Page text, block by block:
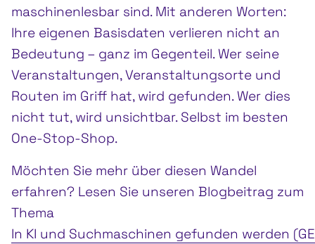
maschinenlesbar sind. Mit anderen Worten:
Ihre eigenen Basisdaten verlieren nicht an
Bedeutung – ganz im Gegenteil. Wer seine
Veranstaltungen, Veranstaltungsorte und
Routen im Griff hat, wird gefunden. Wer dies
nicht tut, wird unsichtbar. Selbst im besten
One-Stop-Shop.
Möchten Sie mehr über diesen Wandel
erfahren? Lesen Sie unseren Blogbeitrag zum
Thema
In KI und Suchmaschinen gefunden werden